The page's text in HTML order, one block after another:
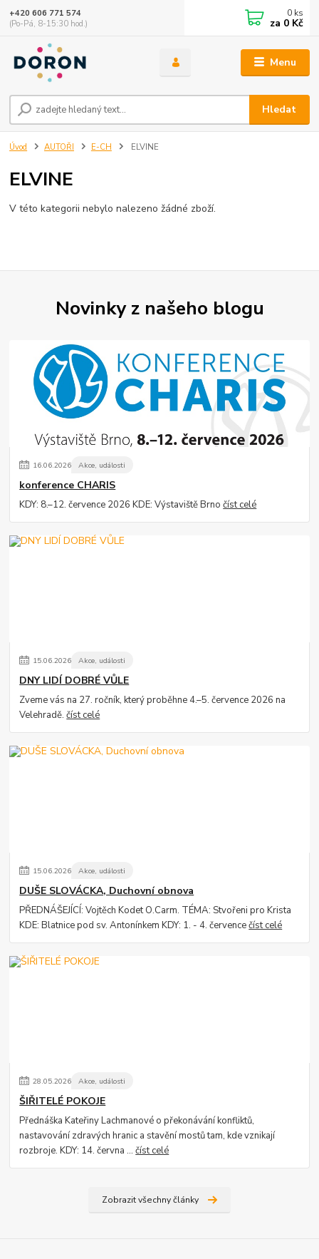
Menu
Hledat
+420 606 771 574
(Po-Pá, 8-15:30 hod.)
0 ks
za 0 Kč
Úvod AUTOŘI E-CH ELVINE
ELVINE
V této kategorii nebylo nalezeno žádné zboží.
Novinky z našeho blogu
16.06.2026 Akce, události
konference CHARIS
KDY: 8.–12. července 2026 KDE: Výstaviště Brnočíst celé
15.06.2026 Akce, události
DNY LIDÍ DOBRÉ VŮLE
Zveme vás na 27. ročník, který proběhne 4.–5. července 2026 na
Velehradě.číst celé
15.06.2026 Akce, události
DUŠE SLOVÁCKA, Duchovní obnova
PŘEDNÁŠEJÍCÍ: Vojtěch Kodet O.Carm. TÉMA: Stvořeni pro Krista
KDE: Blatnice pod sv. Antonínkem KDY: 1. - 4. červencečíst celé
28.05.2026 Akce, události
ŠIŘITELÉ POKOJE
Přednáška Kateřiny Lachmanové o překonávání konfliktů,
nastavování zdravých hranic a stavění mostů tam, kde vznikají
rozbroje. KDY: 14. června ...číst celé
Zobrazit všechny články